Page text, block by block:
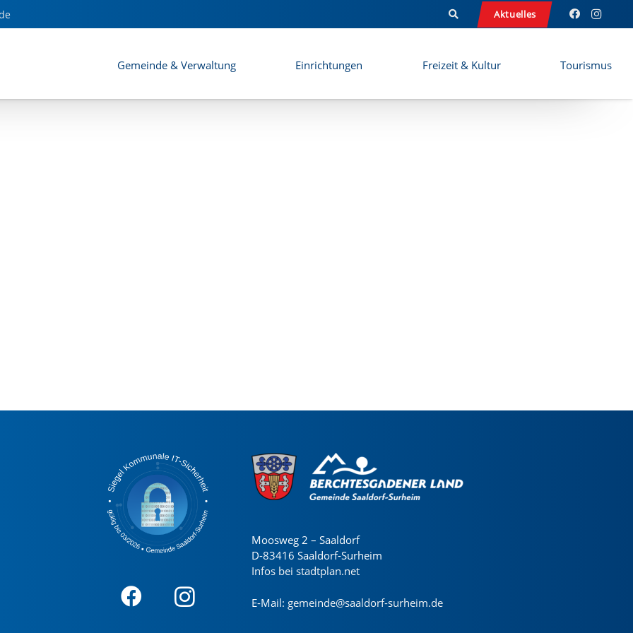
Aktuelles
Gemeinde & Verwaltung Einrichtungen Freizeit & Kultur Tourismus
Bebauungsplans Helfau II
Moosweg 2 – Saaldorf
D-83416 Saaldorf-Surheim
Infos bei stadtplan.net
E-Mail: gemeinde@saaldorf-surheim.de